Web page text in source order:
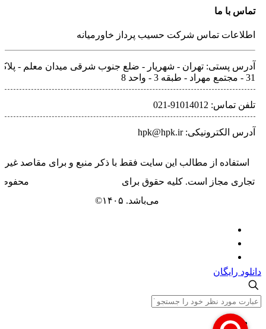
تماس با ما
اطلاعات تماس شرکت حسیب پرداز خاورمیانه
آدرس پستی: تهران - شهريار - ضلع جنوب شرقی میدان معلم -
31 - مجتمع مهراد - طبقه 3 - واحد 8
تلفن‌ تماس: 91014012-021
آدرس الکترونیکی: hpk@hpk.ir
استفاده از مطالب این سایت فقط با ذکر منبع و برای مقاصد غیر
تجاری مجاز است. کلیه حقوق برای
محفوظ
می‌باشد. ۱۴۰۵©
دانلود رایگان